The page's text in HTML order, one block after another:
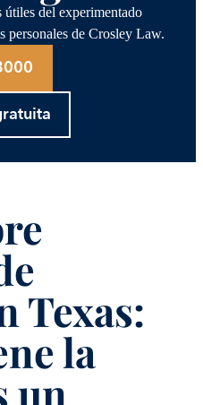
útiles del experimentado
personales de Crosley Law.
Texas:
la
un